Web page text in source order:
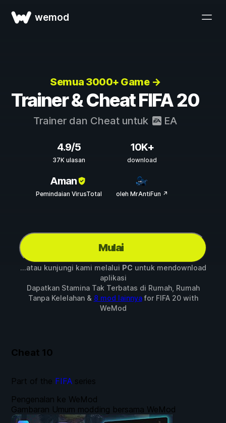
wemod
Semua 3000+ Game →
Trainer & Cheat FIFA 20
Trainer dan Cheat untuk EA
4.9/5
37K ulasan
10K+
download
Aman
Pemindaian VirusTotal oleh MrAntiFun ↗
Mulai
...atau kunjungi kami melalui PC untuk mendownload
aplikasi
Dapatkan Stamina Tak Terbatas di Rumah, Rumah
Tanpa Kelelahan & 8 mod lainnyafor FIFA 20with
WeMod
Cheat 10
Pengenalan ke WeMod
Gambaran Umum modding bersama WeMod
Part of the FIFA series